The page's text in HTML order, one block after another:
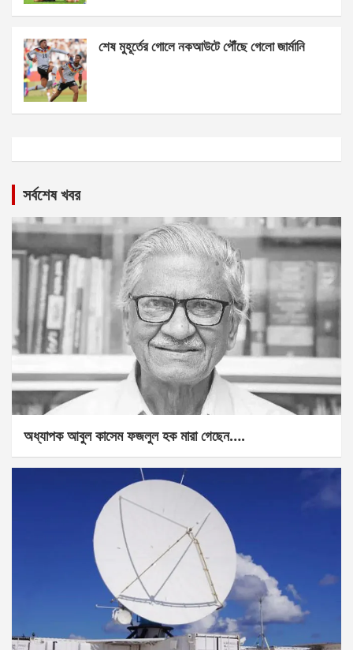
শেষ মুহূর্তের গোলে নকআউটে পৌঁছে গেলো জার্মানি
সর্বশেষ খবর
অধ্যাপক আবুল কাসেম ফজলুল হক মারা গেছেন….